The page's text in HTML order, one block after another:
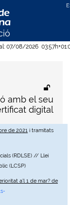
07/08/2026 03:57h
de 2021 i tramitats
(RDLSE) // Llei
(LCSP)
a'l 1 de mar? de
amb el seu
digital